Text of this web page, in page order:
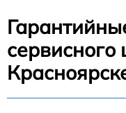
сервисного